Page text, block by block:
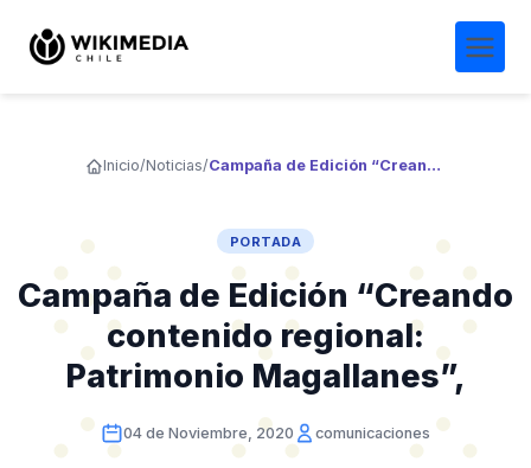
Inicio/Noticias/ Campaña de Edición “Creando contenido regional: Patrimonio Magallanes”,
PORTADA
Campaña de Edición “Creando
contenido regional:
Patrimonio Magallanes”,
04 de Noviembre, 2020 comunicaciones